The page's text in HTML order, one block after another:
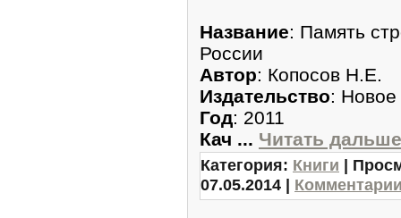
Название: Память
России
Автор: Копосов Н.Е.
Издательство: Новое
Год: 2011
Кач ... Читать
Категория: Книги |
07.05.2014 |